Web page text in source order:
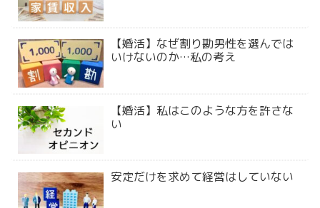
【婚活】なぜ割り勘男性を選んでは
いけないのか…私の考え
【婚活】私はこのような方を許さな
い
安定だけを求めて経営はしていない